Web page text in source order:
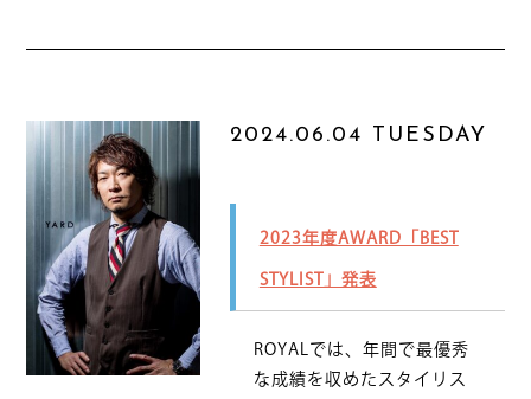
2024.06.04 TUESDAY
2023年度AWARD「BEST
STYLIST」発表
ROYALでは、年間で最優秀
な成績を収めたスタイリス